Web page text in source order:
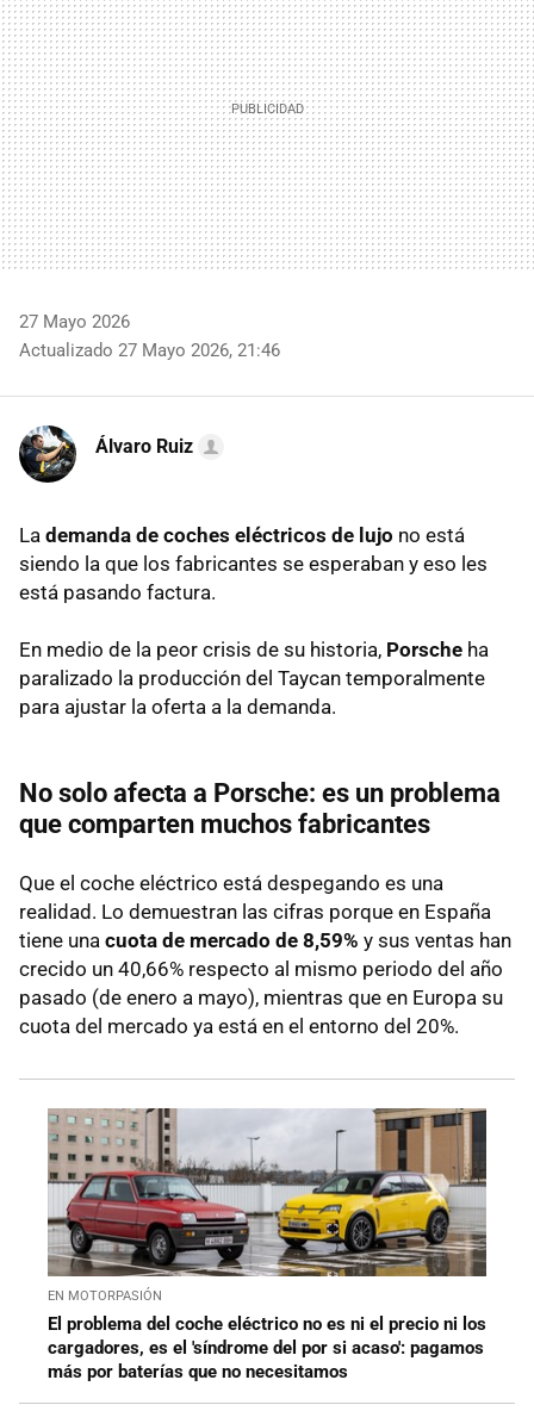
27 Mayo 2026
Actualizado 27 Mayo 2026, 21:46
Álvaro Ruiz
La demanda de coches eléctricos de lujo no está
siendo la que los fabricantes se esperaban y eso les
está pasando factura.
En medio de la peor crisis de su historia, Porsche ha
paralizado la producción del Taycan temporalmente
para ajustar la oferta a la demanda.
No solo afecta a Porsche: es un problema
que comparten muchos fabricantes
Que el coche eléctrico está despegando es una
realidad. Lo demuestran las cifras porque en España
tiene una cuota de mercado de 8,59% y sus ventas han
crecido un 40,66% respecto al mismo periodo del año
pasado (de enero a mayo), mientras que en Europa su
cuota del mercado ya está en el entorno del 20%.
EN MOTORPASIÓN
El problema del coche eléctrico no es ni el precio ni los
cargadores, es el 'síndrome del por si acaso': pagamos
más por baterías que no necesitamos